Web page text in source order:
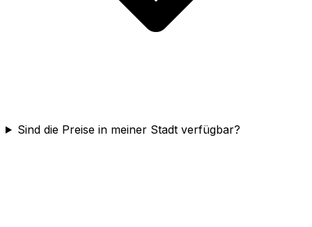
Sind die Preise in meiner Stadt verfügbar?